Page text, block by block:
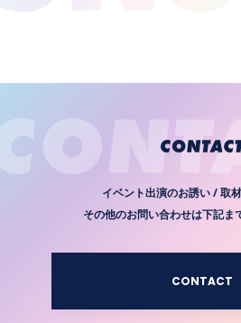
イベント出演のお誘い / 取
その他のお問い合わせは下記ま
CONTACT